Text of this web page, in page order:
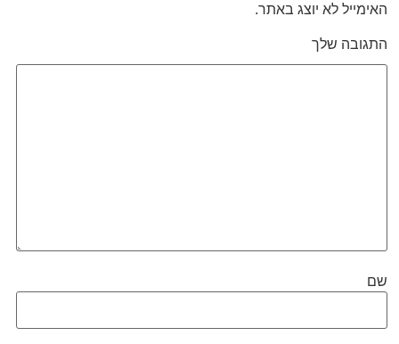
האימייל לא יוצג באתר.
התגובה שלך
שם